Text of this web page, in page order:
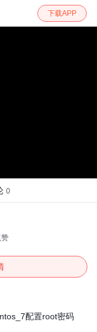
下载APP
0
赞
配置root密码